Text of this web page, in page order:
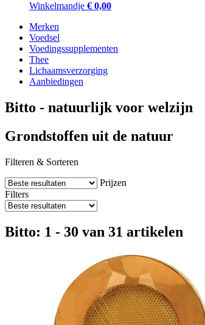
Winkelmandje € 0,00
Merken
Voedsel
Voedingssupplementen
Thee
Lichaamsverzorging
Aanbiedingen
Bitto - natuurlijk voor welzijn
Grondstoffen uit de natuur
Filteren & Sorteren
Prijzen
Filters
Bitto: 1 - 30 van 31 artikelen